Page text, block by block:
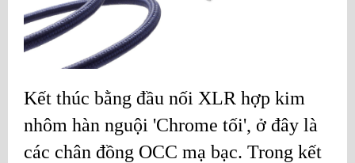
Kết thúc bằng đầu nối XLR hợp kim
nhôm hàn nguội 'Chrome tối', ở đây là
các chân đồng OCC mạ bạc. Trong kết